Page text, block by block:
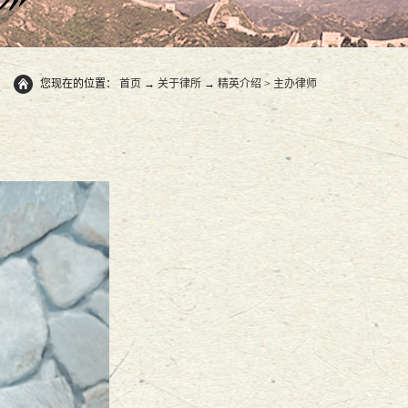
您现在的位置： 首页 → 关于律所 → 精英介绍> 主办律师